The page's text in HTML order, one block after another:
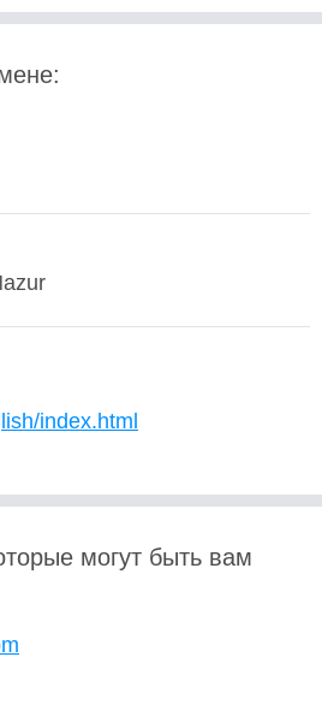
index.html
могут быть вам